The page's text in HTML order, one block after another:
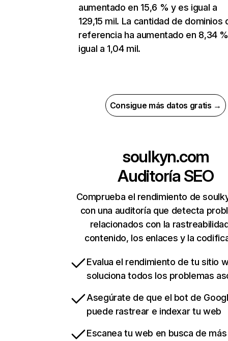
aumentado en 15,6 % y es igual a
129,15 mil. La cantidad de dominios
referencia ha aumentado en 8,34
igual a 1,04 mil.
Consigue más datos gratis →
soulkyn.com
Auditoría SEO
Comprueba el rendimiento de
con una auditoría que detecta
relacionados con la
contenido, los enlaces y la
Evalua el rendimiento de tu sitio
soluciona todos los problemas
Asegúrate de que el bot de
puede rastrear e indexar tu web
Escanea tu web en busca de